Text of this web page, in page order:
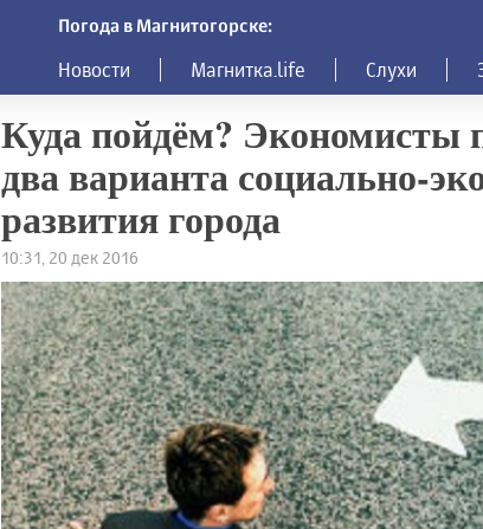
Погода в Магнитогорске:
Новости Магнитка.life Слухи
Куда пойдём? Экономисты
два варианта социально-
развития города
10:31, 20 дек 2016